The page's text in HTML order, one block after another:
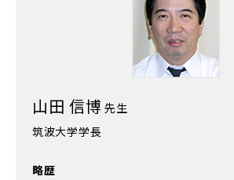
山田 信博 先生
筑波大学学長
略歴